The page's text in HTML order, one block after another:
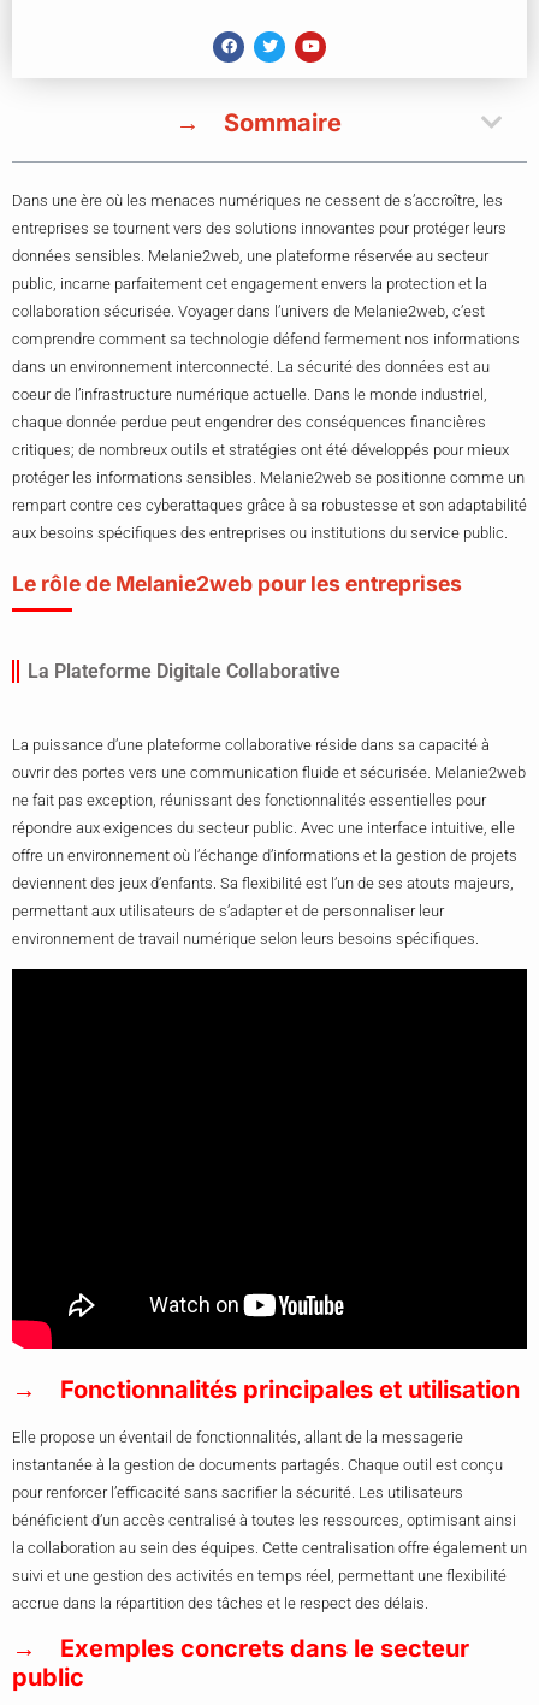
Sommaire
Dans une ère où les menaces numériques ne cessent de s’accroître, les
entreprises se tournent vers des solutions innovantes pour protéger leurs
données sensibles. Melanie2web, une plateforme réservée au secteur
public, incarne parfaitement cet engagement envers la protection et la
collaboration sécurisée. Voyager dans l’univers de Melanie2web, c’est
comprendre comment sa technologie défend fermement nos informations
dans un environnement interconnecté. La sécurité des données est au
coeur de l’infrastructure numérique actuelle. Dans le monde industriel,
chaque donnée perdue peut engendrer des conséquences financières
critiques; de nombreux outils et stratégies ont été développés pour mieux
protéger les informations sensibles. Melanie2web se positionne comme un
rempart contre ces cyberattaques grâce à sa robustesse et son adaptabilité
aux besoins spécifiques des entreprises ou institutions du service public.
Le rôle de Melanie2web pour les entreprises
La Plateforme Digitale Collaborative
La puissance d’une plateforme collaborative réside dans sa capacité à
ouvrir des portes vers une communication fluide et sécurisée. Melanie2web
ne fait pas exception, réunissant des fonctionnalités essentielles pour
répondre aux exigences du secteur public. Avec une interface intuitive, elle
offre un environnement où l’échange d’informations et la gestion de projets
deviennent des jeux d’enfants. Sa flexibilité est l’un de ses atouts majeurs,
permettant aux utilisateurs de s’adapter et de personnaliser leur
environnement de travail numérique selon leurs besoins spécifiques.
Fonctionnalités principales et utilisation
Elle propose un éventail de fonctionnalités, allant de la messagerie
instantanée à la gestion de documents partagés. Chaque outil est conçu
pour renforcer l’efficacité sans sacrifier la sécurité. Les utilisateurs
bénéficient d’un accès centralisé à toutes les ressources, optimisant ainsi
la collaboration au sein des équipes. Cette centralisation offre également un
suivi et une gestion des activités en temps réel, permettant une flexibilité
accrue dans la répartition des tâches et le respect des délais.
Exemples concrets dans le secteur
public